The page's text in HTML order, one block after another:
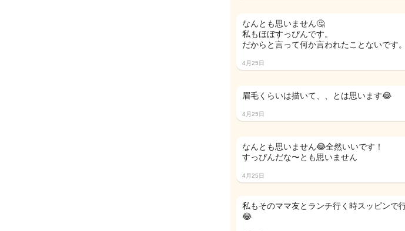
なんとも思いません🤔
私もほぼすっぴんです。
だからと言って何か言われたことないです。
4月25日
眉毛くらいは描いて、、とは思います😂
4月25日
なんとも思いません😂全然いいです！
すっぴんだな〜とも思いません
4月25日
私もそのママ友とランチ行く時スッピンで
😂